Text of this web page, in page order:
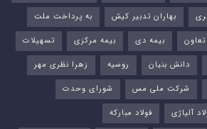
بهاران تدبیر کیش
به پرداخت ملت
تعاون بیمه دی بیمه مرکزی
تسهیلات
دانش بنیان روسیه
زهرا نظری مهر
شرکت ملی مس
شورای وحدت
آلیاژی
فولاد مبارکه